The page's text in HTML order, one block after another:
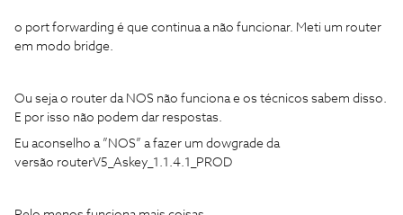
o port forwarding é que continua a não funcionar. Meti um router
em modo bridge.
Ou seja o router da NOS não funciona e os técnicos sabem disso.
E por isso não podem dar respostas.
Eu aconselho a ”NOS” a fazer um dowgrade da
versão routerV5_Askey_1.1.4.1_PROD